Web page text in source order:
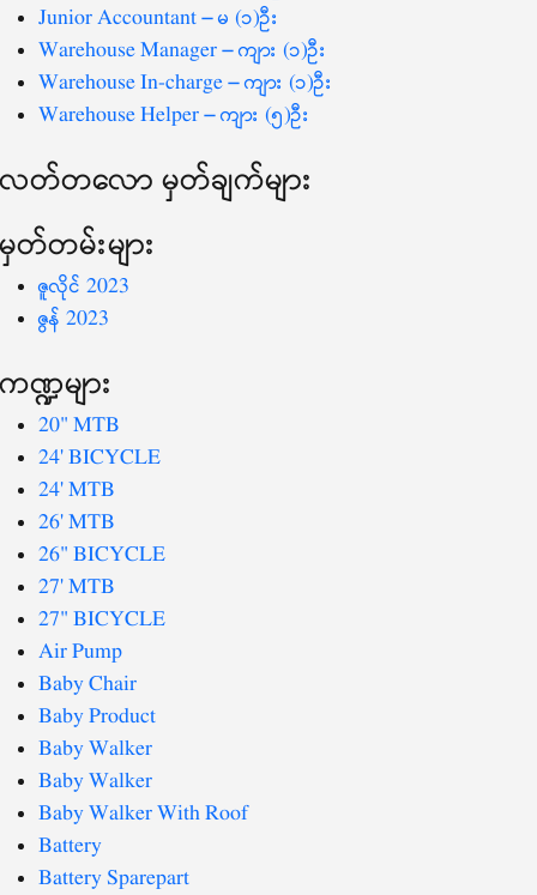
Junior Accountant – မ (၁)ဦး
Warehouse Manager – ကျား (၁)ဦး
Warehouse In-charge – ကျား (၁)ဦး
Warehouse Helper – ကျား (၅)ဦး
လတ်တ‌လော မှတ်ချက်များ
မှတ်တမ်းများ
ဇူလိုင် 2023
ဇွန် 2023
ကဏ္ဍများ
20" MTB
24' BICYCLE
24' MTB
26' MTB
26" BICYCLE
27' MTB
27" BICYCLE
Air Pump
Baby Chair
Baby Product
Baby Walker
Baby Walker
Baby Walker With Roof
Battery
Battery Sparepart